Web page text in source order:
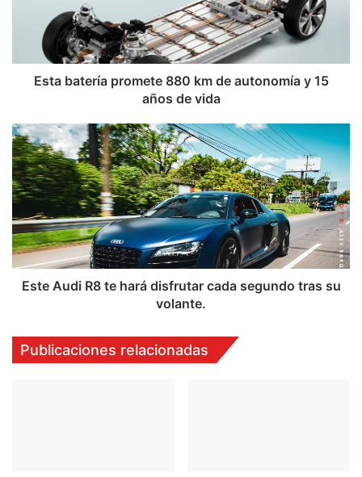
autonomía
15
añosEsta batería promete 880 km de autonomía y 15
años de vida
Este
Audi
R8
te
hará
disfrutar
cada
segundo
tras
suEste Audi R8 te hará disfrutar cada segundo tras su
volante.
Publicaciones relacionadas